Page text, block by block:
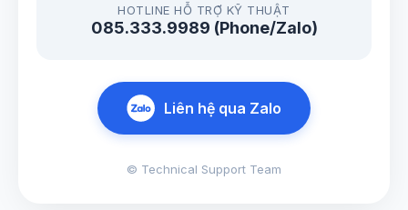
HOTLINE HỖ TRỢ KỸ THUẬT
085.333.9989 (Phone/Zalo)
Liên hệ qua Zalo
© Technical Support Team